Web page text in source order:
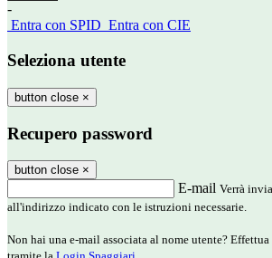
-
Entra con SPID Entra con CIE
Seleziona utente
button close ×
Recupero password
button close ×
E-mail Verrà
all'indirizzo indicato con le istruzioni necessarie.
Non hai una e-mail associata al nome utente?